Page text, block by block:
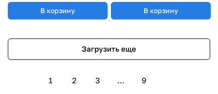
В корзину В корзину
Загрузить еще
1 2 3 ... 9